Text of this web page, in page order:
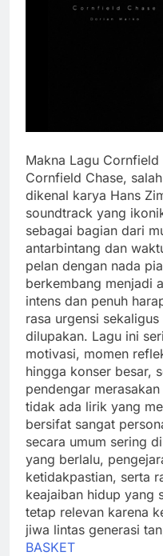
Makna Lagu Cornfield
Cornfield Chase,
dikenal karya Hans
soundtrack yang
sebagai bagian dari
antarbintang dan
pelan dengan nada
berkembang menjadi
intens dan penuh
rasa urgensi
dilupakan. Lagu ini
motivasi, momen
hingga konser besar,
pendengar
tidak ada lirik yang
bersifat sangat
secara umum sering
yang berlalu,
ketidakpastian, serta
keajaiban hidup yang
tetap relevan karena
jiwa lintas generasi
BASKET